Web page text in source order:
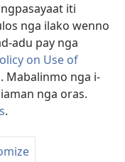
iti
nga ilako wenno
adu pay nga
on Use of
. Mabalinmo nga i-
nga oras.
.
Society of Pennsylvania.